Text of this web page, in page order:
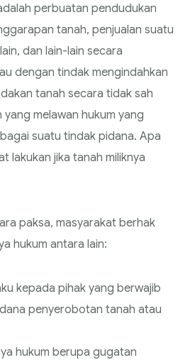
perbuatan pendudukan
tanah, penjualan suatu
dan lain-lain secara
dengan tindak mengindahkan
tanah secara tidak sah
melawan hukum yang
suatu tindak pidana. Apa
lakukan jika tanah miliknya
paksa, masyarakat berhak
hukum antara lain:
kepada pihak yang berwajib
penyerobotan tanah atau
hukum berupa gugatan